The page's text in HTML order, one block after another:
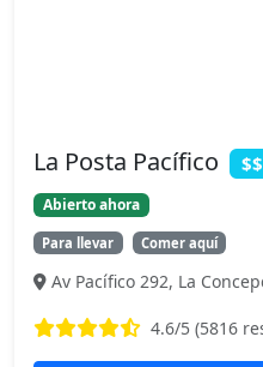
La Posta Pacífico $$
Abierto ahora
Para llevar Comer aquí
Av Pacífico 292, La
4.6/5 (5816